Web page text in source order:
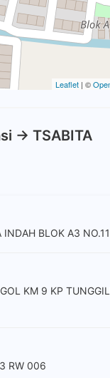
Leaflet | ©
-> TSABITA
INDAH BLOK A3
KM 9 KP
RW 006